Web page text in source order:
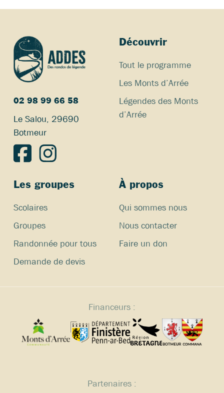
02 98 99 66 58
Le Salou, 29690
Botmeur
Découvrir
Tout le programme
Les Monts d’Arrée
Légendes des Monts
d’Arrée
Les groupes
Scolaires
Groupes
Randonnée pour tous
Demande de devis
À propos
Qui sommes nous
Nous contacter
Faire un don
Financeurs :
Partenaires :